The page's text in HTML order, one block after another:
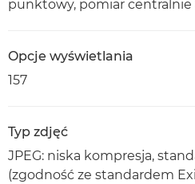
punktowy, pomiar centralnie
Opcje wyświetlania
157
Typ zdjęć
JPEG: niska kompresja,
(zgodność ze standardem